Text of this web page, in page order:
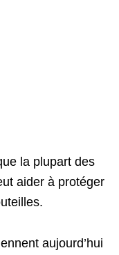
la plupart des
aider à protéger
aujourd’hui